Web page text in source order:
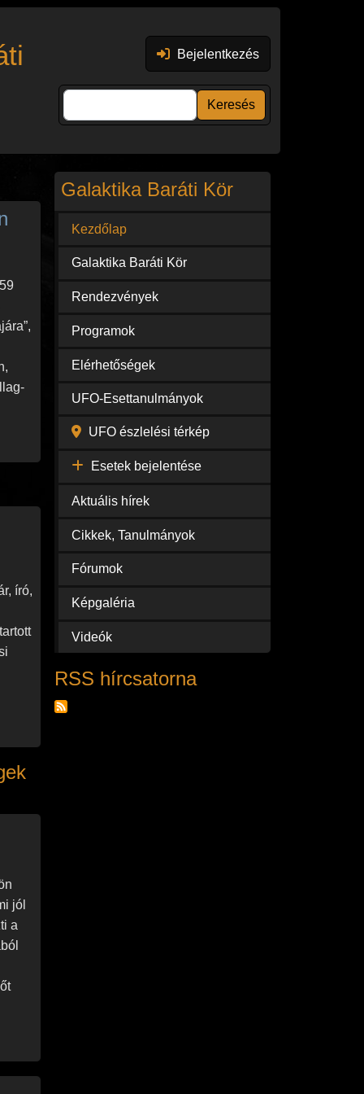
Felhasználói fiók menüje
Bejelentkezés
Keresés
író,
jól
a
Galaktika Baráti Kör
Kezdőlap
Galaktika Baráti Kör
Rendezvények
Programok
Elérhetőségek
UFO-Esettanulmányok
UFO észlelési térkép
Esetek bejelentése
Aktuális hírek
Cikkek, Tanulmányok
Fórumok
Képgaléria
Videók
RSS hírcsatorna